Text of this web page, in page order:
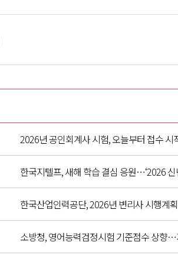
2026년 공인회계사 시험, 오늘부터 접수 시
한국지텔프, 새해 학습 결심 응원…‘2026
한국산업인력공단, 2026년 변리사 시행계
소방청, 영어능력검정시험 기준점수 상향